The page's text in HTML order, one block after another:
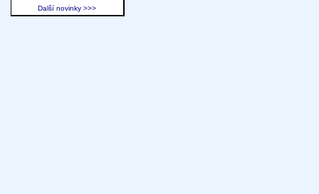
Další novinky >>>